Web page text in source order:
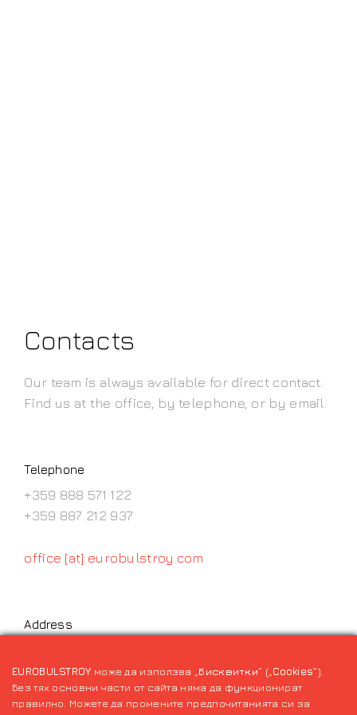
Contacts
Our team is always available for direct contact.
Find us at the office, by telephone, or by email.
Telephone
+359 888 571 122
+359 887 212 937
office [at] eurobulstroy.com
Address
Floor
EUROBULSTROY може да използва „ Бисквитки“ („ Cookies“).
Без тях основни части от сайта няма да функционират
правилно. Можете да промените предпочитанията си за